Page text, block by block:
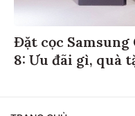
Đặt cọc Samsung
8: Ưu đãi gì, quà